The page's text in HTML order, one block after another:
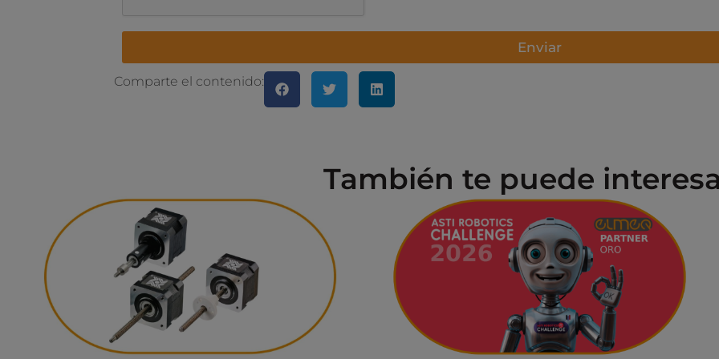
Enviar
Comparte el contenido:
También te puede